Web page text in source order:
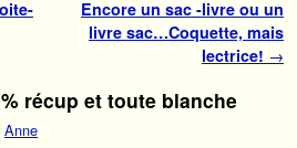
Encore un sac -livre ou un
livre sac…Coquette, mais
lectrice! →
récup et toute blanche
Anne